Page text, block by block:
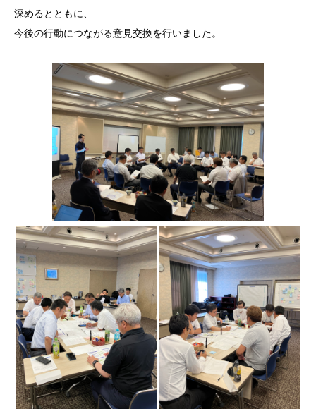
深めるとともに、
今後の行動につながる意見交換を行いました。